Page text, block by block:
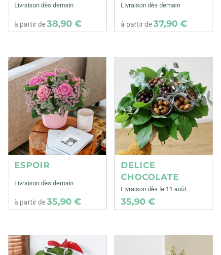
Livraison dès demain
à partir de38,90 €
Livraison dès demain
à partir de37,90 €
ESPOIR
Livraison dès demain
à partir de35,90 €
DELICE
CHOCOLATE
Livraison dès le 11 août
35,90 €